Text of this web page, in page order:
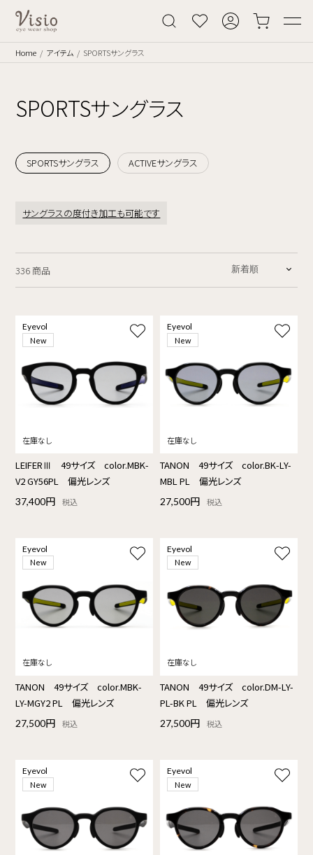
Home アイテム SPORTSサングラス
SPORTSサングラス
SPORTSサングラス ACTIVEサングラス
サングラスの度付き加工も可能です
336 商品
Eyevol
New
LEIFERⅢ 49サイズ color.MBK-
V2 GY56PL 偏光レンズ
37,400円 税込
Eyevol
New
TANON 49サイズ color.BK-LY-
MBL PL 偏光レンズ
27,500円 税込
Eyevol
New
TANON 49サイズ color.MBK-
LY-MGY2 PL 偏光レンズ
27,500円 税込
Eyevol
New
TANON 49サイズ color.DM-LY-
PL-BK PL 偏光レンズ
27,500円 税込
Eyevol
New
Eyevol
New